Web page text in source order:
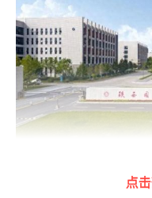
健全体制机制，筑
点